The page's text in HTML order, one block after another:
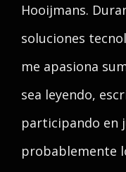
Hooijmans.
soluciones
me apasiona
sea leyendo,
participando en
probablemente